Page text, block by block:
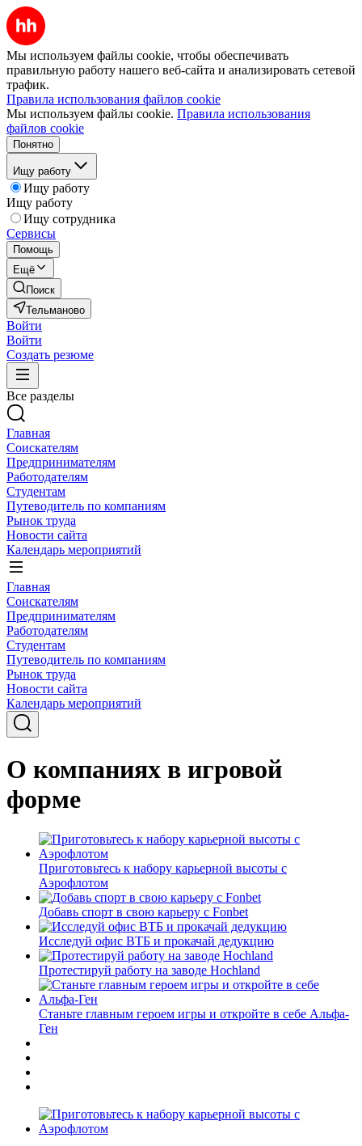
Мы используем файлы cookie, чтобы обеспечивать
правильную работу нашего веб-сайта и анализировать сетевой
трафик.
Правила использования файлов cookie
Мы используем файлы cookie. Правила использования
файлов cookie
Понятно
Ищу работу
Ищу работу
Ищу работу
Ищу сотрудника
Сервисы
Помощь
Ещё
Поиск
Тельманово
Войти
Войти
Создать резюме
Все разделы
Главная
Соискателям
Предпринимателям
Работодателям
Студентам
Путеводитель по компаниям
Рынок труда
Новости сайта
Календарь мероприятий
Главная
Соискателям
Предпринимателям
Работодателям
Студентам
Путеводитель по компаниям
Рынок труда
Новости сайта
Календарь мероприятий
О компаниях в игровой
форме
Приготовьтесь к набору карьерной высоты с
Аэрофлотом
Добавь спорт в свою карьеру с Fonbet
Исследуй офис ВТБ и прокачай дедукцию
Протестируй работу на заводе Hochland
Станьте главным героем игры и откройте в себе Альфа-
Ген